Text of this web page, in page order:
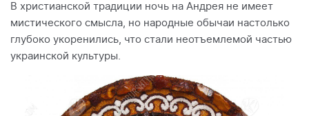
В христианской традиции ночь на Андрея не имеет
мистического смысла, но народные обычаи настолько
глубоко укоренились, что стали неотъемлемой частью
украинской культуры.